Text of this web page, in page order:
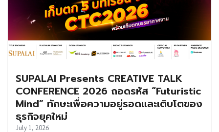
SUPALAI Presents CREATIVE TALK
CONFERENCE 2026 ถอดรหัส “Futuristic
Mind” ทักษะเพื่อความอยู่รอดและเติบโตของ
ธุรกิจยุคใหม่
July 1, 2026